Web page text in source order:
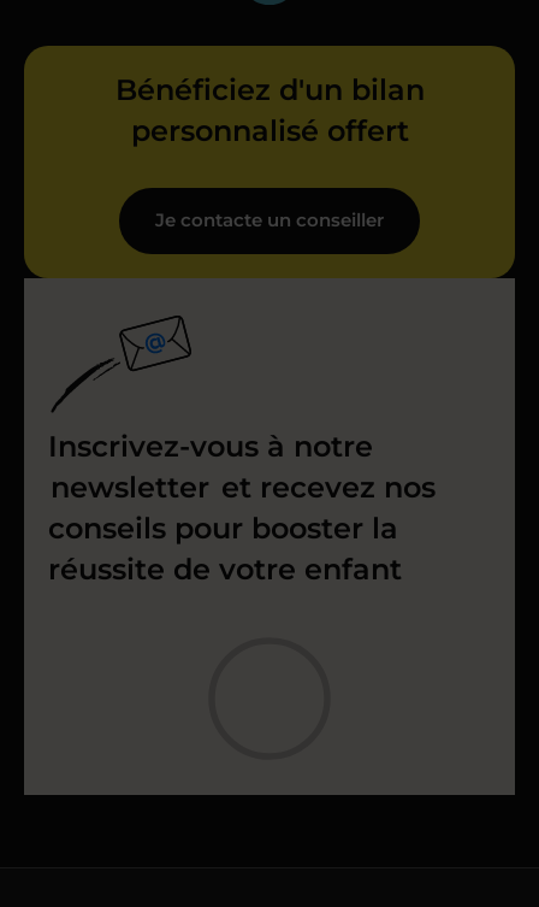
Bénéficiez d'un bilan
personnalisé offert
Je contacte un conseiller
Inscrivez-vous à notre
newsletter et recevez nos
conseils pour booster la
réussite de votre enfant